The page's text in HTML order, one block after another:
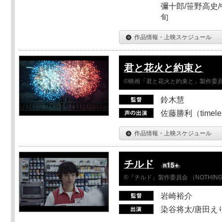
彌十郎/笹野高史
旬
作品情報・上映スケジュール
君と花火と約束と
©映画「君と花火と約束と」製作委
鈴木慧
佐藤勝利（
作品情報・上映スケジュール
チルド
©『チルド』製作委員会 （
岩崎裕介
染谷将太/唐田え